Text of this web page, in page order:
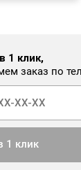
1 клик,
заказ по
1 клик